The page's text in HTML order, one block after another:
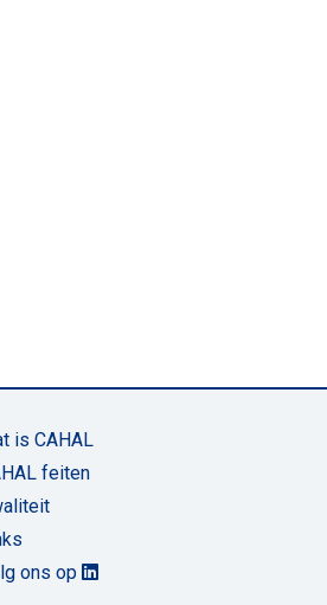
is CAHAL
feiten
ons op